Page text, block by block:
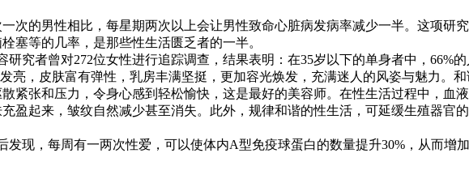
次的男性相比，每星期两次以上会让男性致命心脏病发病率减少一半。这项研
塞等的几率，是那些性生活匮乏者的一半。
究者曾对272位女性进行追踪调查，结果表明：在35岁以下的单身者中，66%
亮，皮肤富有弹性，乳房丰满坚挺，更加容光焕发，充满迷人的风姿与魅力。
紧张和压力，令身心感到轻松愉快，这是最好的美容师。在性生活过程中，血
盈起来，皱纹自然减少甚至消失。此外，规律和谐的性生活，可延缓生殖器官
现，每周有一两次性爱，可以使体内A型免疫球蛋白的数量提升30%，从而增